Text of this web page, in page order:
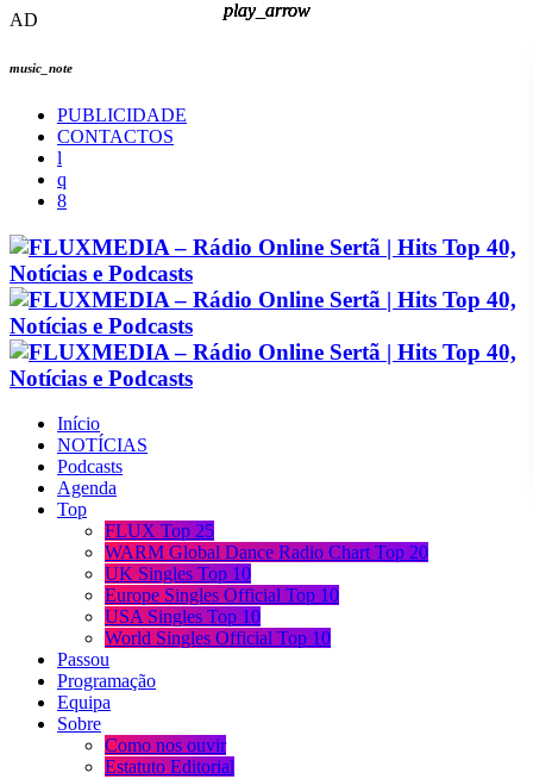
AD
music_note
PUBLICIDADE
CONTACTOS
Início
NOTÍCIAS
Podcasts
Agenda
Top
FLUX Top 25
WARM Global Dance Radio Chart Top 20
UK Singles Top 10
Europe Singles Official Top 10
USA Singles Top 10
World Singles Official Top 10
Passou
Programação
Equipa
Sobre
Como nos ouvir
Estatuto Editorial
play_arrow
play_arrow
play_arrow
play_arrow